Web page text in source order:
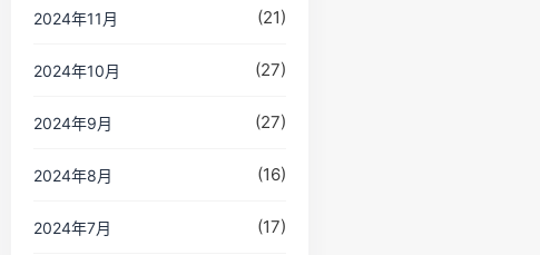
2024年11月 (21)
2024年10月 (27)
2024年9月 (27)
2024年8月 (16)
2024年7月 (17)